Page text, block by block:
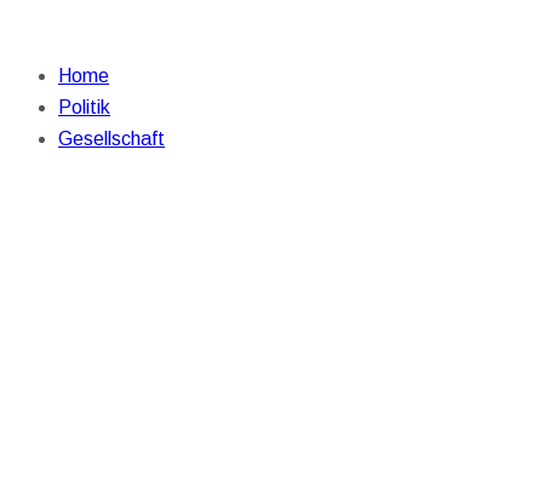
Home
Politik
Gesellschaft